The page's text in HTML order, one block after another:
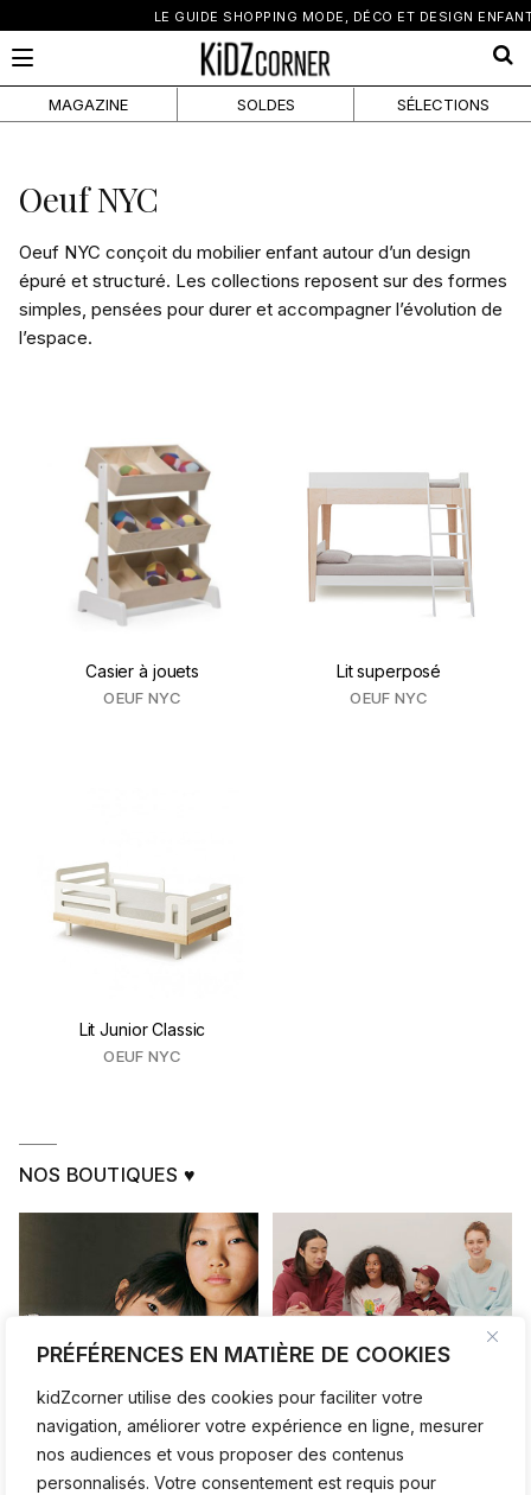
PRÉFÉRENCES EN MATIÈRE DE COOKIES
kidZcorner utilise des cookies pour faciliter votre
navigation, améliorer votre expérience en ligne, mesurer
nos audiences et vous proposer des contenus
personnalisés. Votre consentement est requis pour
LE GUIDE SHOPPING MODE, DÉCO ET DESIGN ENFANT
×
MAGAZINE SOLDES SÉLECTIONS
Oeuf NYC
Oeuf NYC conçoit du mobilier enfant autour d’un design
épuré et structuré. Les collections reposent sur des formes
simples, pensées pour durer et accompagner l’évolution de
l’espace.
Casier à jouets
OEUF NYC
Lit superposé
OEUF NYC
Lit Junior Classic
OEUF NYC
NOS BOUTIQUES ♥